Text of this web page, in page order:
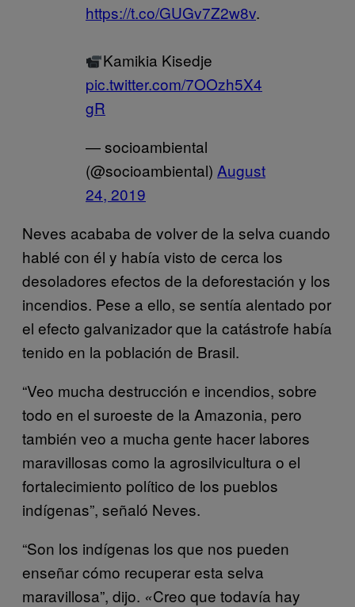
https://t.co/GUGv7Z2w8v.
Kamikia Kisedje
pic.twitter.com/7OOzh5X4
gR
— socioambiental
(@socioambiental) August
24, 2019
Neves acababa de volver de la selva cuando
hablé con él y había visto de cerca los
desoladores efectos de la deforestación y los
incendios. Pese a ello, se sentía alentado por
el efecto galvanizador que la catástrofe había
tenido en la población de Brasil.
“Veo mucha destrucción e incendios, sobre
todo en el suroeste de la Amazonia, pero
también veo a mucha gente hacer labores
maravillosas como la agrosilvicultura o el
fortalecimiento político de los pueblos
indígenas”, señaló Neves.
“Son los indígenas los que nos pueden
enseñar cómo recuperar esta selva
maravillosa”, dijo. «Creo que todavía hay